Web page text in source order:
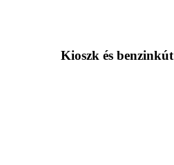
Kioszk és benzinkút